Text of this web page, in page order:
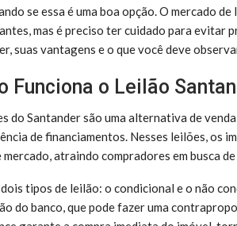
se essa é uma boa opção. O mercado
mas é preciso ter cuidado para evitar
suas vantagens e o que você deve
Funciona o Leilão
do Santander são uma alternativa de
de financiamentos. Nesses leilões, os
mercado, atraindo compradores em busca
tipos de leilão: o condicional e o não
do banco, que pode fazer uma